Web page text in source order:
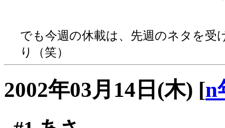
でも今週の休載は、先週のネタを
り（笑）
2002年03月14日(木) [n